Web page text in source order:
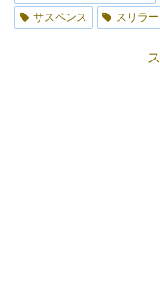
サスペンス
スリラー